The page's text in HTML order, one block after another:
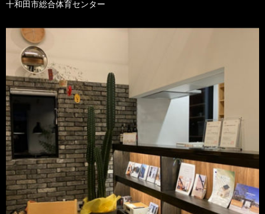
十和田市総合体育センター